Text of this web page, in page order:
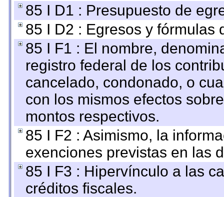
85 I D1 : Presupuesto de
85 I D2 : Egresos y fórmulas
85 I F1 : El nombre,
registro federal de los
cancelado, condonado, o
con los mismos efectos
montos respectivos.
85 I F2 : Asimismo, la
exenciones previstas en las
85 I F3 : Hipervínculo a las
créditos fiscales.